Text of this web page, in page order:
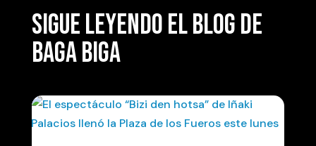
SIGUE LEYENDO EL BLOG DE
BAGA BIGA